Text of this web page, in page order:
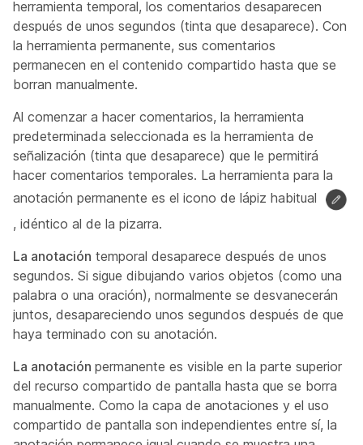
herramienta temporal, los comentarios desaparecen
después de unos segundos (tinta que desaparece). Con
la herramienta permanente, sus comentarios
permanecen en el contenido compartido hasta que se
borran manualmente.
Al comenzar a hacer comentarios, la herramienta
predeterminada seleccionada es la herramienta de
señalización (tinta que desaparece) que le permitirá
hacer comentarios temporales. La herramienta para la
anotación permanente es el icono de lápiz habitual
, idéntico al de la pizarra.
La anotación temporal desaparece después de unos
segundos. Si sigue dibujando varios objetos (como una
palabra o una oración), normalmente se desvanecerán
juntos, desapareciendo unos segundos después de que
haya terminado con su anotación.
La anotación permanente es visible en la parte superior
del recurso compartido de pantalla hasta que se borra
manualmente. Como la capa de anotaciones y el uso
compartido de pantalla son independientes entre sí, la